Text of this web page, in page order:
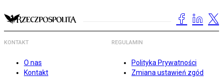
KONTAKT
O nas
Kontakt
REGULAMIN
Polityka Prywatności
Zmiana ustawień zgód